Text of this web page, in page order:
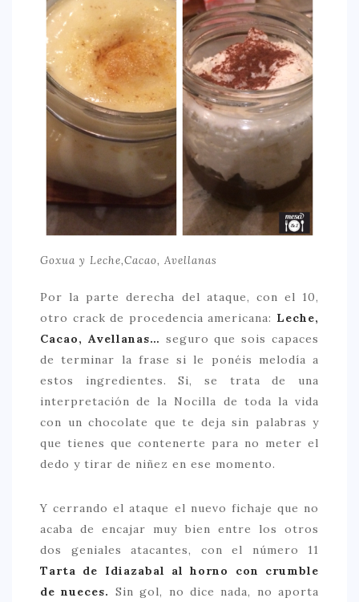
Goxua y Leche,Cacao, Avellanas
Por la parte derecha del ataque, con el 10,
otro crack de procedencia americana: Leche,
Cacao, Avellanas… seguro que sois capaces
de terminar la frase si le ponéis melodía a
estos ingredientes. Si, se trata de una
interpretación de la Nocilla de toda la vida
con un chocolate que te deja sin palabras y
que tienes que contenerte para no meter el
dedo y tirar de niñez en ese momento.
Y cerrando el ataque el nuevo fichaje que no
acaba de encajar muy bien entre los otros
dos geniales atacantes, con el número 11
Tarta de Idiazabal al horno con crumble
de nueces. Sin gol, no dice nada, no aporta